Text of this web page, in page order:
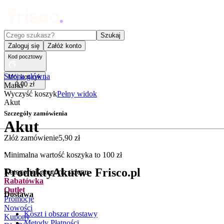
Czego szukasz?
Szukaj
Zaloguj się
Załóż konto
Kod pocztowy
Mój koszyk
0,00 zł
Wyczyść koszykPełny widok
Szczegóły zamówienia
Złóż zamówienie5,90 zł
Minimalna wartość koszyka to 100 zł
KategorieKategorie sklepu
Rabatówka
Outlet
Promocje
Nowości
Kupony
Strona główna
Marki
Akut
Akut
.
ProduktyAkutwe Frisco.pl
Dostawa
Koszt i obszar dostawy